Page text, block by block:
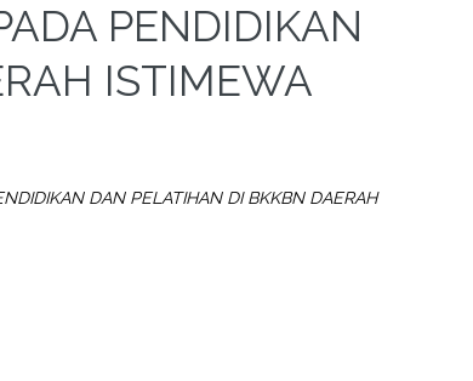
PENDIDIKAN
ISTIMEWA
DAN PELATIHAN DI BKKBN DAERAH